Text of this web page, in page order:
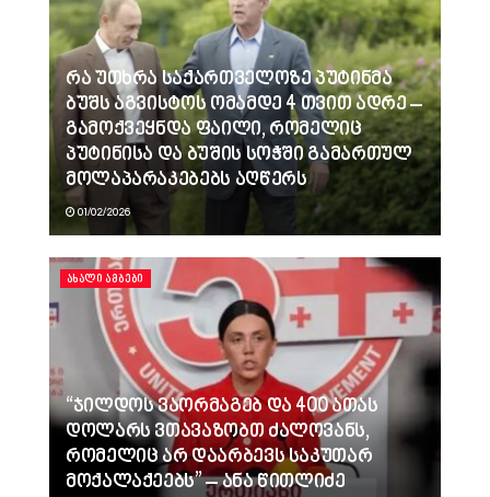
რა უთხრა საქართველოზე პუტინმა
ბუშს აგვისტოს ომამდე 4 თვით ადრე –
გამოქვეყნდა ფაილი, რომელიც
პუტინისა და ბუშის სოჭში გამართულ
მოლაპარაკებებს აღწერს
01/02/2026
ᲐᲮᲐᲚᲘ ᲐᲛᲑᲔᲑᲘ
“ჯილდოს ვაორმაგებ და 400 ათას
დოლარს ვთავაზობთ ძალოვანს,
რომელიც არ დაარბევს საკუთარ
მოქალაქეებს” – ანა წითლიძე